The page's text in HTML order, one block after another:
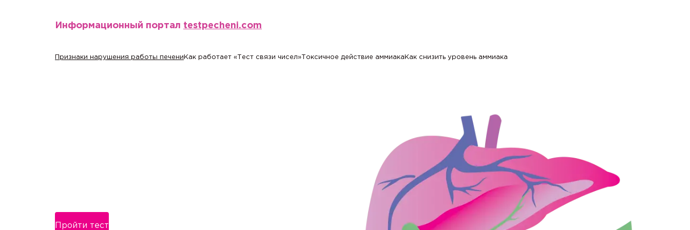
Информационный портал testpecheni.com
Признаки нарушения работы печени Как работает «Тест связи чисел» Токсичное действие аммиака Как снизить уровень аммиака
Пройти тест